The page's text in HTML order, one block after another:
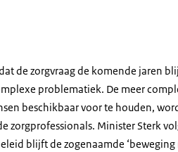
de zorgvraag de komende jaren
problematiek. De meer
beschikbaar voor te houden,
Minister Sterk
blijft de zogenaamde